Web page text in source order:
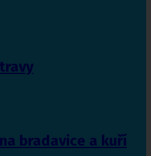
bradavice a kuří